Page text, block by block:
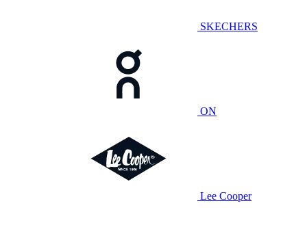
SKECHERS
ON
Lee Cooper